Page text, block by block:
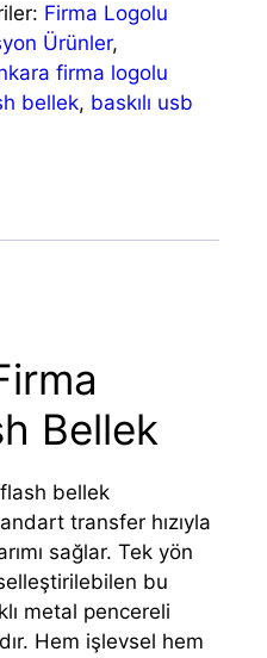
Firma Logolu
Ürünler,
firma logolu
bellek, baskılı usb
Bellek
bellek
transfer hızıyla
sağlar. Tek yön
bu
metal pencereli
Hem işlevsel hem